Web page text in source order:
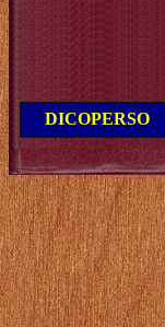
DICOPERSO